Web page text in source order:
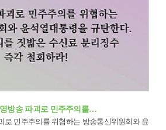
방송 파괴로 민주주의를…